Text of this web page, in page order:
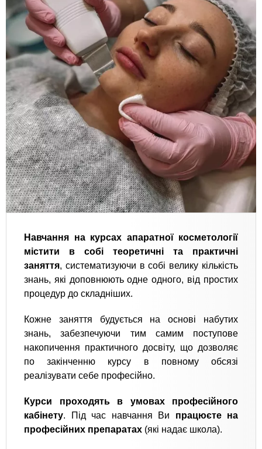
Навчання на курсах апаратної косметології
містити в собі теоретичні та практичні
заняття, систематизуючи в собі велику кількість
знань, які доповнюють одне одного, від простих
процедур до складніших.
Кожне заняття будується на основі набутих
знань, забезпечуючи тим самим поступове
накопичення практичного досвіту, що дозволяє
по закінченню курсу в повному обсязі
реалізувати себе професійно.
Курси проходять в умовах професійного
кабінету. Під час навчання Ви працюєте на
професійних препаратах (які надає школа).